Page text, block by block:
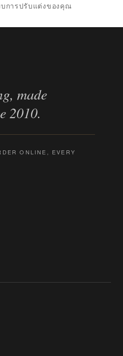
การปรับแต่งของคุณ
made
2010.
ONLINE, EVERY